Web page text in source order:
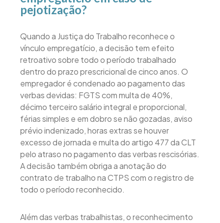
pejotização?
Quando a Justiça do Trabalho reconhece o
vínculo empregatício, a decisão tem efeito
retroativo sobre todo o período trabalhado
dentro do prazo prescricional de cinco anos. O
empregador é condenado ao pagamento das
verbas devidas: FGTS com multa de 40%,
décimo terceiro salário integral e proporcional,
férias simples e em dobro se não gozadas, aviso
prévio indenizado, horas extras se houver
excesso de jornada e multa do artigo 477 da CLT
pelo atraso no pagamento das verbas rescisórias.
A decisão também obriga a anotação do
contrato de trabalho na CTPS com o registro de
todo o período reconhecido.
Além das verbas trabalhistas, o reconhecimento